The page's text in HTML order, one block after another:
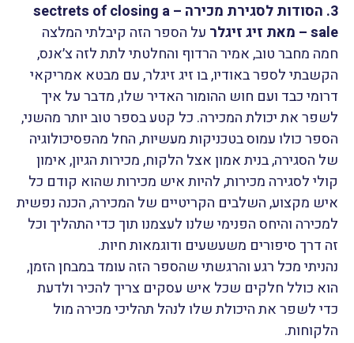
3. הסודות לסגירת מכירה – sectrets of closing a
sale – מאת זיג זיגלר
על הספר הזה קיבלתי המלצה
חמה מחבר טוב, אמיר הרדוף והחלטתי לתת לזה צ׳אנס,
הקשבתי לספר באודיו, בו זיג זיגלר, עם מבטא אמריקאי
דרומי כבד ועם חוש ההומור האדיר שלו, מדבר על איך
לשפר את יכולת המכירה. כל קטע בספר טוב יותר מהשני,
הספר כולו עמוס בטכניקות מעשיות, החל מהפסיכולוגיה
של הסגירה, בנית אמון אצל הלקוח, מכירות הגיון, אימון
קולי לסגירה מכירות, להיות איש מכירות שהוא קודם כל
איש מקצוע, השלבים הקריטיים של המכירה, הכנה נפשית
למכירה והיחס הפנימי שלנו לעצמנו תוך כדי התהליך וכל
זה דרך סיפורים משעשעים ודוגמאות חיות.
נהניתי מכל רגע והרגשתי שהספר הזה עומד במבחן הזמן,
הוא כולל חלקים שכל איש עסקים צריך להכיר ולדעת
כדי לשפר את היכולת שלו לנהל תהליכי מכירה מול
הלקוחות.